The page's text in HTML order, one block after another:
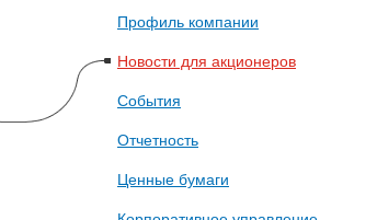
Профиль компании
Новости для акционеров
События
Отчетность
Ценные бумаги